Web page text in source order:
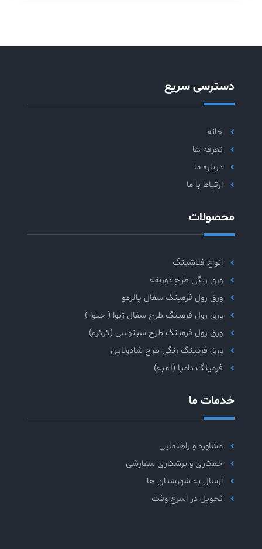
دسترسی سریع
خانه
تعرفه ها
درباره ما
ارتباط با ما
محصولات
انواع فلاشینگ
ورق رنگی طرح ذوزنقه
ورق رول فرمینگ سفال پالرمو
ورق رول فرمینگ طرح سفال ژنوا ( جنوا )
ورق رول فرمینگ طرح سینوسی (کرکره)
ورق فرمینگ رنگی طرح شادولاین
فرمینگ دامپا (لمبه)
خدمات ما
مشاوره و راهنمایی
خمکاری و برشکاری سفارشی
ارسال به شهرستان ها
تحویل در اسرع وقت